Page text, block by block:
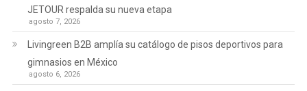
JETOUR respalda su nueva etapa
agosto 7, 2026
Livingreen B2B amplía su catálogo de pisos deportivos para
gimnasios en México
agosto 6, 2026